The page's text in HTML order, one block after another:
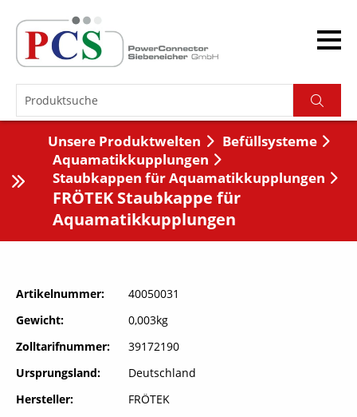
Unsere Produktwelten
Befüllsysteme
Aquamatikkupplungen
Staubkappen für Aquamatikkupplungen
FRÖTEK Staubkappe für
Aquamatikkupplungen
Artikelnummer
40050031
Gewicht
0,003kg
Zolltarifnummer
39172190
Ursprungsland
Deutschland
Hersteller
FRÖTEK